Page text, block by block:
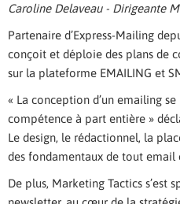
Caroline Delaveau - Dirigeante
Partenaire d’Express-Mailing
conçoit et déploie des plans de
sur la plateforme EMAILING et
« La conception d’un emailing
compétence à part entière »
Le design, le rédactionnel, la
des fondamentaux de tout email
De plus, Marketing Tactics s’est